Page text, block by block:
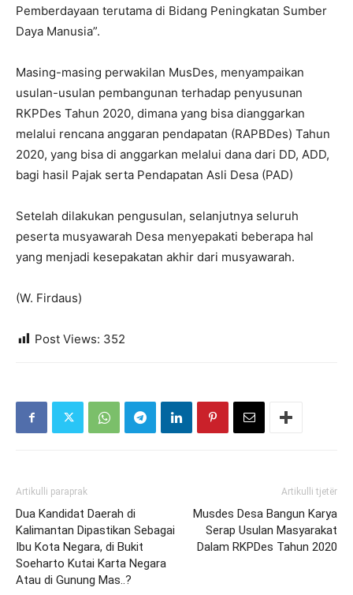
Pemberdayaan terutama di Bidang Peningkatan Sumber
Daya Manusia”.
Masing-masing perwakilan MusDes, menyampaikan
usulan-usulan pembangunan terhadap penyusunan
RKPDes Tahun 2020, dimana yang bisa dianggarkan
melalui rencana anggaran pendapatan (RAPBDes) Tahun
2020, yang bisa di anggarkan melalui dana dari DD, ADD,
bagi hasil Pajak serta Pendapatan Asli Desa (PAD)
Setelah dilakukan pengusulan, selanjutnya seluruh
peserta musyawarah Desa menyepakati beberapa hal
yang menjadi kesepakatan akhir dari musyawarah.
(W. Firdaus)
Post Views: 352
Artikulli paraprak
Dua Kandidat Daerah di
Kalimantan Dipastikan Sebagai
Ibu Kota Negara, di Bukit
Soeharto Kutai Karta Negara
Atau di Gunung Mas..?
Artikulli tjetër
Musdes Desa Bangun Karya
Serap Usulan Masyarakat
Dalam RKPDes Tahun 2020